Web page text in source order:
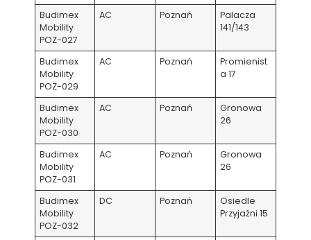
Budimex
Mobility
POZ-027
AC Poznań
Palacza
141/143
Budimex
Mobility
POZ-029
AC Poznań
Promienist
a 17
Budimex
Mobility
POZ-030
AC Poznań
Gronowa
26
Budimex
Mobility
POZ-031
AC Poznań
Gronowa
26
Budimex
Mobility
POZ-032
DC Poznań
Osiedle
Przyjaźni 15